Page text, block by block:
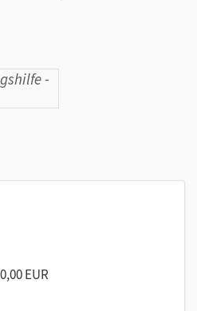
0,00 EUR